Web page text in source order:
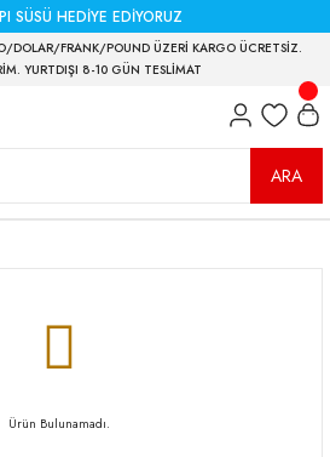
SÜSÜ HEDİYE EDİYORUZ
DOLAR/FRANK/POUND ÜZERİ KARGO ÜCRETSİZ.
YURTDIŞI 8-10 GÜN TESLİMAT
ARA
Ürün Bulunamadı.